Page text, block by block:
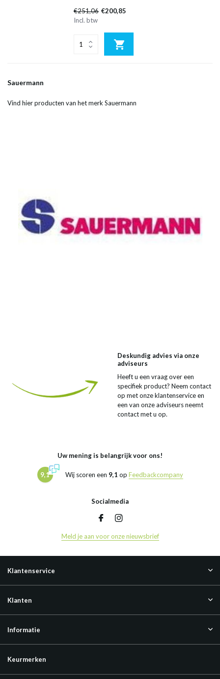
€251,06 €200,85
Incl. btw
Sauermann
Vind hier producten van het merk Sauermann
Deskundig advies via onze
adviseurs
Heeft u een vraag over een
specifiek product? Neem contact
op met onze klantenservice en
een van onze adviseurs neemt
contact met u op.
Uw mening is belangrijk voor ons!
9,1 Wij scoren een 9,1 op Feedbackcompany
Socialmedia
Meld je aan voor onze nieuwsbrief
Klantenservice
Klanten
Informatie
Keurmerken